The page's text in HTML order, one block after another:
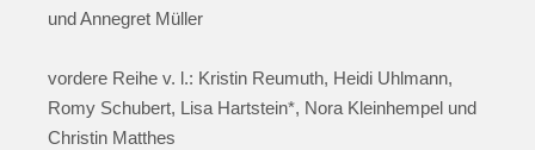
und Annegret Müller
vordere Reihe v. l.: Kristin Reumuth, Heidi Uhlmann,
Romy Schubert, Lisa Hartstein*, Nora Kleinhempel und
Christin Matthes